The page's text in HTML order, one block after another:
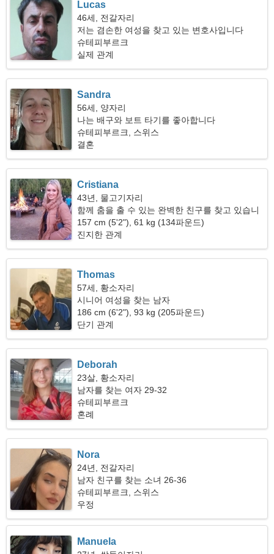
Lucas
46세, 전갈자리
저는 겸손한 여성을 찾고 있는 변호사입니다
슈테피부르크
실제 관계
Sandra
56세, 양자리
나는 배구와 보트 타기를 좋아합니다
슈테피부르크, 스위스
결혼
Cristiana
43년, 물고기자리
함께 춤을 출 수 있는 완벽한 친구를 찾고 있습니
다
157 cm (5'2"), 61 kg (134파운드)
진지한 관계
Thomas
57세, 황소자리
시니어 여성을 찾는 남자
186 cm (6'2"), 93 kg (205파운드)
단기 관계
Deborah
23살, 황소자리
남자를 찾는 여자 29-32
슈테피부르크
혼례
Nora
24년, 전갈자리
남자 친구를 찾는 소녀 26-36
슈테피부르크, 스위스
우정
Manuela